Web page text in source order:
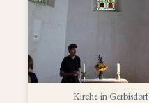
Kirche in Gerbisdorf